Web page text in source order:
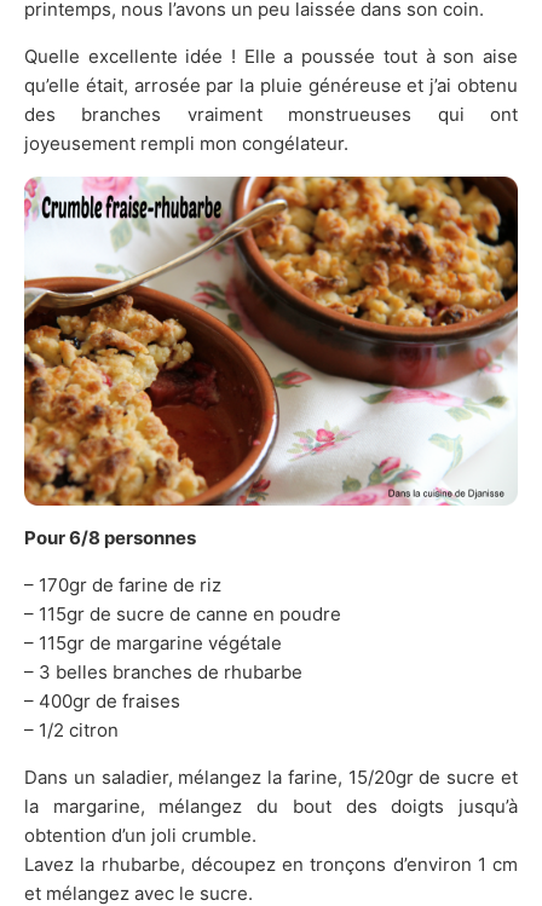
printemps, nous l’avons un peu laissée dans son coin.
Quelle excellente idée ! Elle a poussée tout à son aise
qu’elle était, arrosée par la pluie généreuse et j’ai obtenu
des branches vraiment monstrueuses qui ont
joyeusement rempli mon congélateur.
Pour 6/8 personnes
– 170gr de farine de riz
– 115gr de sucre de canne en poudre
– 115gr de margarine végétale
– 3 belles branches de rhubarbe
– 400gr de fraises
– 1/2 citron
Dans un saladier, mélangez la farine, 15/20gr de sucre et
la margarine, mélangez du bout des doigts jusqu’à
obtention d’un joli crumble.
Lavez la rhubarbe, découpez en tronçons d’environ 1 cm
et mélangez avec le sucre.